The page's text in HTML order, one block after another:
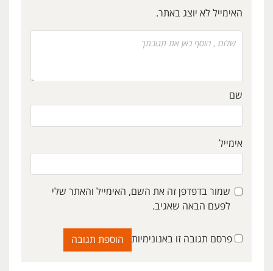
האימייל לא יוצג באתר.
שם
אימייל
שמור בדפדפן זה את השם, האימייל והאתר שלי
לפעם הבאה שאגיב.
פרסם תגובה זו באנונימיות